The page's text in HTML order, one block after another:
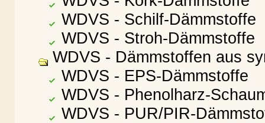
WDVS - Schilf-Dämmstoffe
WDVS - Stroh-Dämmstoffe
WDVS - Dämmstoffen aus
WDVS - EPS-Dämmstoffe
WDVS - Phenolharz-
WDVS - PUR/PIR-